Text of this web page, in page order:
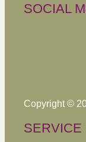
SOCIAL
Copyright ©
SERVICE